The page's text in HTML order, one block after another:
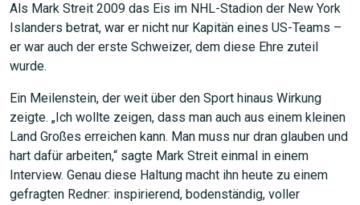
Als Mark Streit 2009 das Eis im NHL-Stadion der New York
Islanders betrat, war er nicht nur Kapitän eines US-Teams –
er war auch der erste Schweizer, dem diese Ehre zuteil
wurde.
Ein Meilenstein, der weit über den Sport hinaus Wirkung
zeigte. „Ich wollte zeigen, dass man auch aus einem kleinen
Land Großes erreichen kann. Man muss nur dran glauben und
hart dafür arbeiten,“ sagte Mark Streit einmal in einem
Interview. Genau diese Haltung macht ihn heute zu einem
gefragten Redner: inspirierend, bodenständig, voller